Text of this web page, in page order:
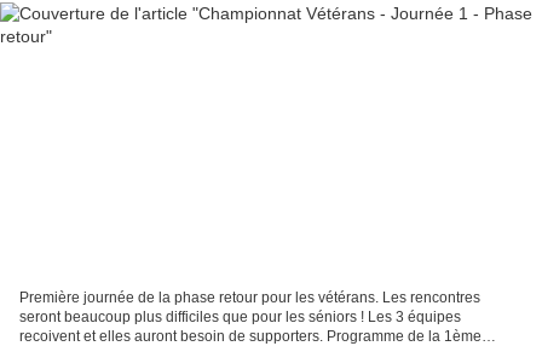
Première journée de la phase retour pour les vétérans. Les rencontres
seront beaucoup plus difficiles que pour les séniors ! Les 3 équipes
recoivent et elles auront besoin de supporters. Programme de la 1ème